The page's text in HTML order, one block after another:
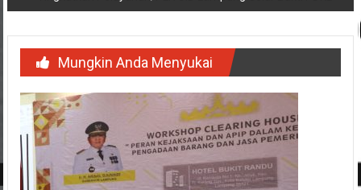
Mungkin Anda Menyukai